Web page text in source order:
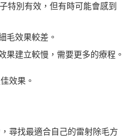
特別有效，但有時可能會感到
毛效果較差。
果建立較慢，需要更多的療程。
效果。
尋找最適合自己的雷射除毛方